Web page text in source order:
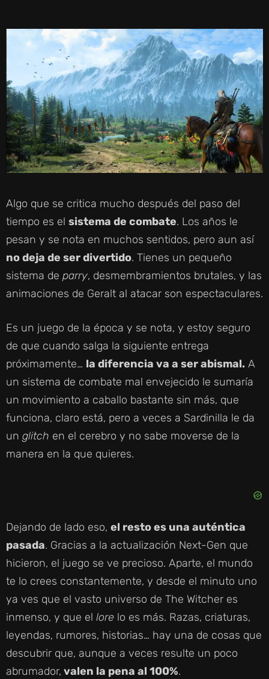
Algo que se critica mucho después del paso del
tiempo es el sistema de combate. Los años le
pesan y se nota en muchos sentidos, pero aun así
no deja de ser divertido. Tienes un pequeño
sistema de parry, desmembramientos brutales, y las
animaciones de Geralt al atacar son espectaculares.
Es un juego de la época y se nota, y estoy seguro
de que cuando salga la siguiente entrega
próximamente… la diferencia va a ser abismal. A
un sistema de combate mal envejecido le sumaría
un movimiento a caballo bastante sin más, que
funciona, claro está, pero a veces a Sardinilla le da
un glitch en el cerebro y no sabe moverse de la
manera en la que quieres.
Dejando de lado eso, el resto es una auténtica
pasada. Gracias a la actualización Next-Gen que
hicieron, el juego se ve precioso. Aparte, el mundo
te lo crees constantemente, y desde el minuto uno
ya ves que el vasto universo de The Witcher es
inmenso, y que el lore lo es más. Razas, criaturas,
leyendas, rumores, historias… hay una de cosas que
descubrir que, aunque a veces resulte un poco
abrumador, valen la pena al 100%.